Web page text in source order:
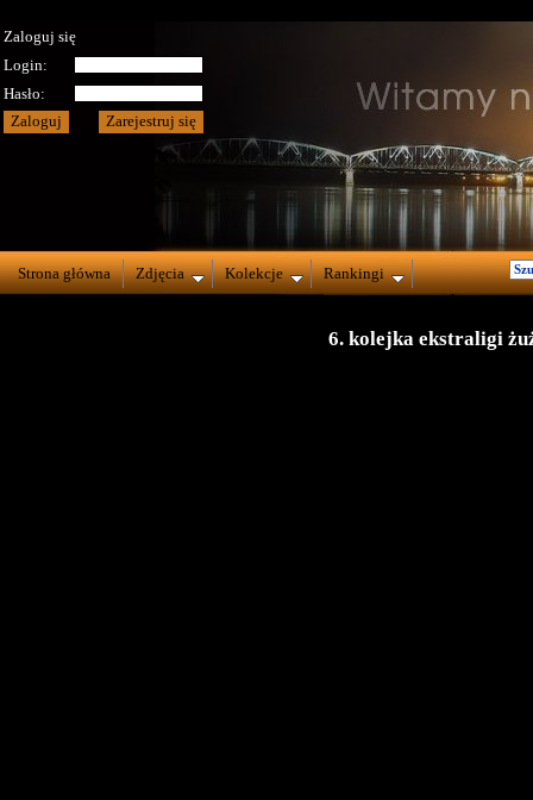
Zaloguj się
Login:
Hasło:
Strona główna Zdjęcia Kolekcje Rankingi
6. kolejka ekstraligi